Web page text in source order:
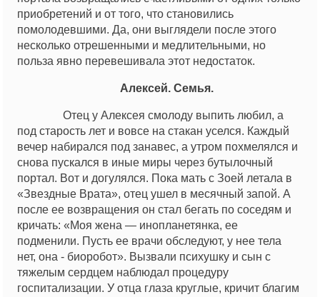
приобретений и от того, что становились
помолодевшими. Да, они выглядели после этого
несколько отрешенными и медлительными, но
польза явно перевешивала этот недостаток.
Алексей. Семья.
Отец у Алексея смолоду выпить любил, а
под старость лет и вовсе на стакан уселся. Каждый
вечер набирался под занавес, а утром похмелялся и
снова пускался в иные миры через бутылочный
портал. Вот и догулялся. Пока мать с Зоей летала в
«Звездные Врата», отец ушел в месячный запой. А
после ее возвращения он стал бегать по соседям и
кричать: «Моя жена — инопланетянка, ее
подменили. Пусть ее врачи обследуют, у нее тела
нет, она - биоробот». Вызвали психушку и сын с
тяжелым сердцем наблюдал процедуру
госпитализации. У отца глаза круглые, кричит благим